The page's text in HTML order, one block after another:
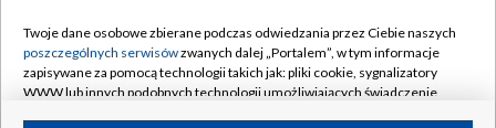
Rada Programowa
System NOS
Informacje o nadawcy
Kontakt
Twoje dane osobowe zbierane podczas odwiedzania przez Ciebie naszych
poszczególnych serwisówzwanych dalej „Portalem”, w tym informacje
zapisywane za pomocą technologii takich jak: pliki cookie, sygnalizatory
WWW lub innych podobnych technologii umożliwiających świadczenie